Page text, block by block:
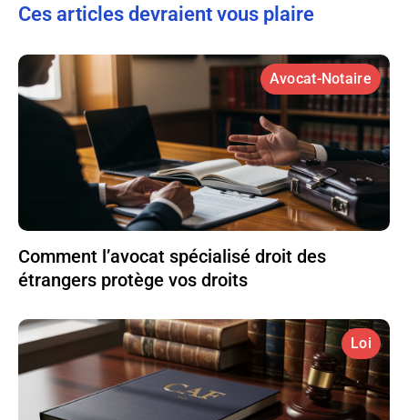
Ces articles devraient vous plaire
Avocat-Notaire
Comment l’avocat spécialisé droit des
étrangers protège vos droits
Loi